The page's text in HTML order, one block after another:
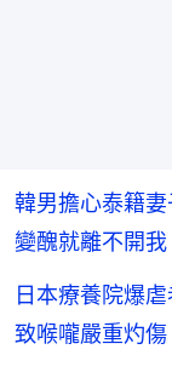
韓男擔心泰籍
變醜就離不開我
日本療養院爆
致喉嚨嚴重灼傷